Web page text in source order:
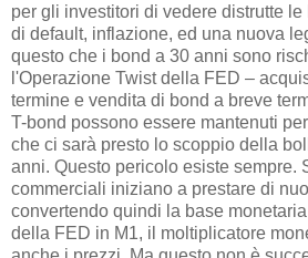
per gli investitori di vedere distrutte
di default, inflazione, ed una nuova
questo che i bond a 30 anni sono
l'Operazione Twist della FED –
termine e vendita di bond a breve
T-bond possono essere mantenuti
che ci sarà presto lo scoppio della
anni. Questo pericolo esiste sempre.
commerciali iniziano a prestare di
convertendo quindi la base
della FED in M1, il moltiplicatore